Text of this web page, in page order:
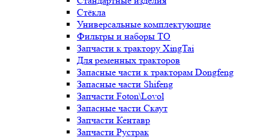
Стёкла
Универсальные комплектующие
Фильтры и наборы ТО
Запчасти к трактору XingTai
Для ременных тракторов
Запасные части к тракторам Dongfeng
Запасные части Shifeng
Запчасти Foton\Lovol
Запасные части Скаут
Запчасти Кентавр
Запчасти Рустрак